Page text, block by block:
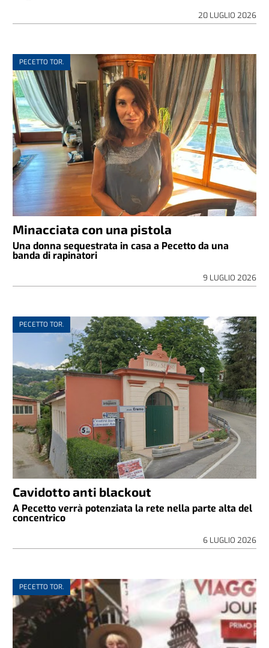
20 LUGLIO 2026
PECETTO TOR.
Minacciata con una pistola
Una donna sequestrata in casa a Pecetto da una
banda di rapinatori
9 LUGLIO 2026
PECETTO TOR.
Cavidotto anti blackout
A Pecetto verrà potenziata la rete nella parte alta del
concentrico
6 LUGLIO 2026
PECETTO TOR.